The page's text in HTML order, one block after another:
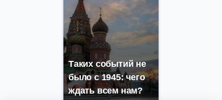
Таких событий не
было с 1945: чего
ждать всем нам?